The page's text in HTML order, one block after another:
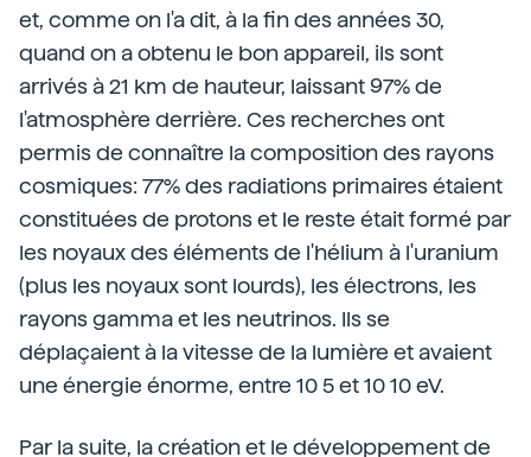
et, comme on l'a dit, à la fin des années 30,
quand on a obtenu le bon appareil, ils sont
arrivés à 21 km de hauteur, laissant 97% de
l'atmosphère derrière. Ces recherches ont
permis de connaître la composition des rayons
cosmiques: 77% des radiations primaires étaient
constituées de protons et le reste était formé par
les noyaux des éléments de l'hélium à l'uranium
(plus les noyaux sont lourds), les électrons, les
rayons gamma et les neutrinos. Ils se
déplaçaient à la vitesse de la lumière et avaient
une énergie énorme, entre 10 5 et 10 10 eV.
Par la suite, la création et le développement de